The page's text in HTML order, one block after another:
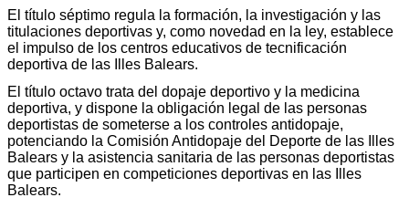
El título séptimo regula la formación, la investigación y las
titulaciones deportivas y, como novedad en la ley, establece
el impulso de los centros educativos de tecnificación
deportiva de las Illes Balears.
El título octavo trata del dopaje deportivo y la medicina
deportiva, y dispone la obligación legal de las personas
deportistas de someterse a los controles antidopaje,
potenciando la Comisión Antidopaje del Deporte de las Illes
Balears y la asistencia sanitaria de las personas deportistas
que participen en competiciones deportivas en las Illes
Balears.